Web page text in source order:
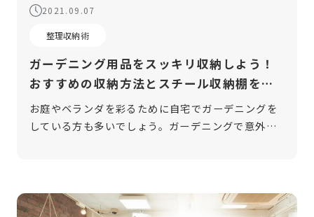
2021.09.07
整理収納術
ガーデニング用品をスッキリ収納しよう！
おすすめの収納方法とスチール収納棚をご
紹介
お庭やベランダを彩るために自宅でガーデニングを
している方も多いでしょう。ガーデニングで意外と